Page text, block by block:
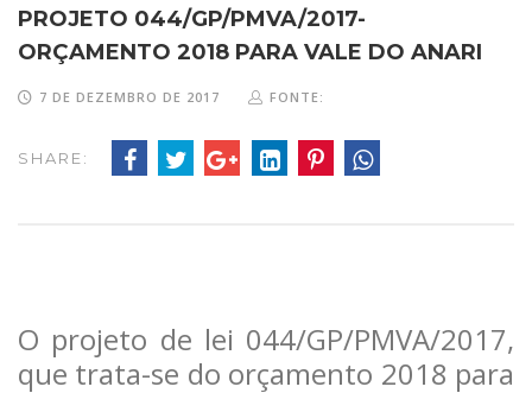
PROJETO 044/GP/PMVA/2017-
ORÇAMENTO 2018 PARA VALE DO ANARI
7 DE DEZEMBRO DE 2017 FONTE:
SHARE:
O projeto de lei 044/GP/PMVA/2017,
que trata-se do orçamento 2018 para